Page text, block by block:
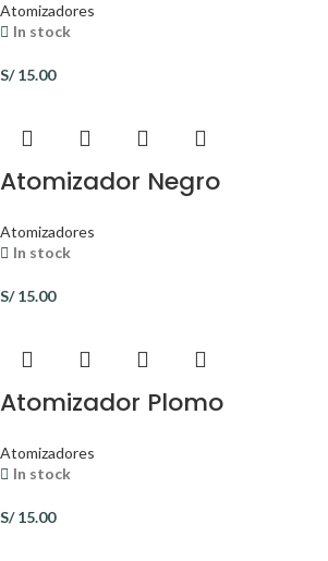
Atomizadores
In stock
S/15.00
Atomizador Negro
Atomizadores
In stock
S/15.00
Atomizador Plomo
Atomizadores
In stock
S/15.00